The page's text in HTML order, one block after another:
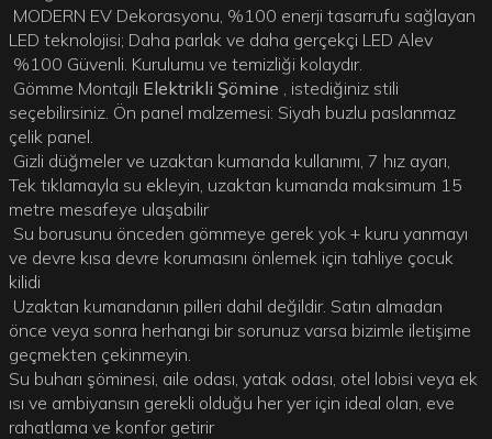
MODERN EV Dekorasyonu, %100 enerji tasarrufu sağlayan
LED teknolojisi; Daha parlak ve daha gerçekçi LED Alev
%100 Güvenli. Kurulumu ve temizliği kolaydır.
Gömme Montajlı Elektrikli Şömine
, istediğiniz stili
seçebilirsiniz. Ön panel malzemesi: Siyah buzlu paslanmaz
çelik panel.
Gizli düğmeler ve uzaktan kumanda kullanımı, 7 hız ayarı,
Tek tıklamayla su ekleyin, uzaktan kumanda maksimum 15
metre mesafeye ulaşabilir
Su borusunu önceden gömmeye gerek yok + kuru yanmayı
ve devre kısa devre korumasını önlemek için tahliye çocuk
kilidi
Uzaktan kumandanın pilleri dahil değildir. Satın almadan
önce veya sonra herhangi bir sorunuz varsa bizimle iletişime
geçmekten çekinmeyin.
Su buharı şöminesi, aile odası, yatak odası, otel lobisi veya ek
ısı ve ambiyansın gerekli olduğu her yer için ideal olan, eve
rahatlama ve konfor getirir